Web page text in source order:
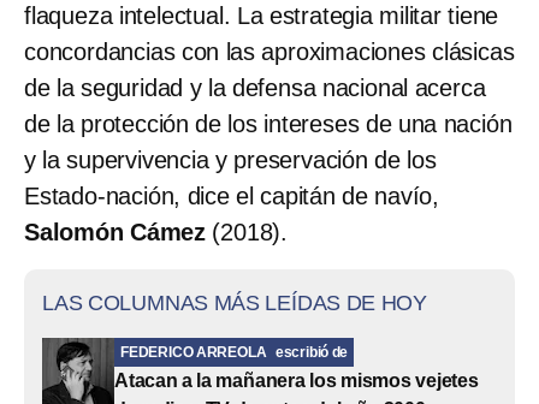
flaqueza intelectual. La estrategia militar tiene
concordancias con las aproximaciones clásicas
de la seguridad y la defensa nacional acerca
de la protección de los intereses de una nación
y la supervivencia y preservación de los
Estado-nación, dice el capitán de navío,
Salomón Cámez (2018).
LAS COLUMNAS MÁS LEÍDAS DE HOY
FEDERICO ARREOLA escribió de
Atacan a la mañanera los mismos vejetes